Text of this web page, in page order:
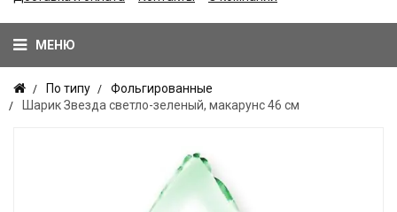
МЕНЮ
По типу
Фольгированные
Шарик Звезда светло-зеленый, макарунс 46 см